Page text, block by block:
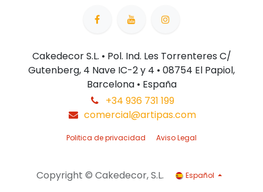
Cakedecor S.L. • Pol. Ind. Les Torrenteres C/
Gutenberg, 4 Nave IC-2 y 4 • 08754 El Papiol,
Barcelona • España
+34 936 731 199
comercial@artipas.com
Politica de privacidad Aviso Legal
Copyright © Cakedecor, S.L. Español